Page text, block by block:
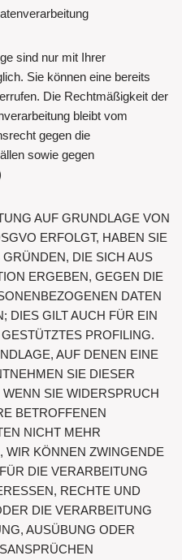
sind nur mit Ihrer
Sie können eine bereits
Die Rechtmäßigkeit der
bleibt vom
gegen die
sowie gegen
AUF GRUNDLAGE VON
ERFOLGT, HABEN SIE
DIE SICH AUS
ERGEBEN, GEGEN DIE
DATEN
DIES GILT AUCH FÜR EIN
PROFILING.
AUF DENEN EINE
SIE DIESER
SIE WIDERSPRUCH
BETROFFENEN
NICHT MEHR
WIR KÖNNEN ZWINGENDE
DIE VERARBEITUNG
RECHTE UND
DIE VERARBEITUNG
AUSÜBUNG ODER